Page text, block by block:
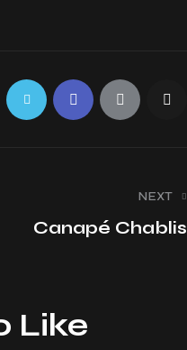
NEXT
Canapé Chablis
Like